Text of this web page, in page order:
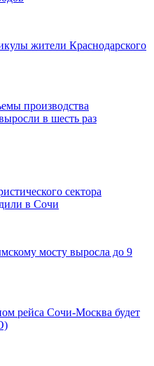
жители Краснодарского
производства
в шесть раз
сектора
в Сочи
мосту выросла до 9
рейса Сочи-Москва будет